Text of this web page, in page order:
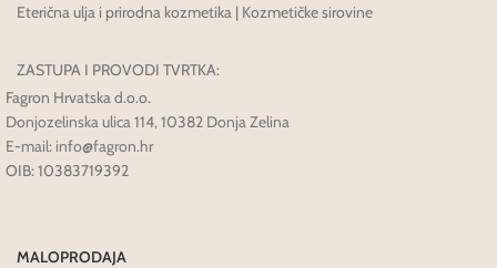
Eterična ulja i prirodna kozmetika | Kozmetičke sirovine
ZASTUPA I PROVODI TVRTKA:
Fagron Hrvatska d.o.o.
Donjozelinska ulica 114, 10382 Donja Zelina
E-mail: info@fagron.hr
OIB: 10383719392
MALOPRODAJA